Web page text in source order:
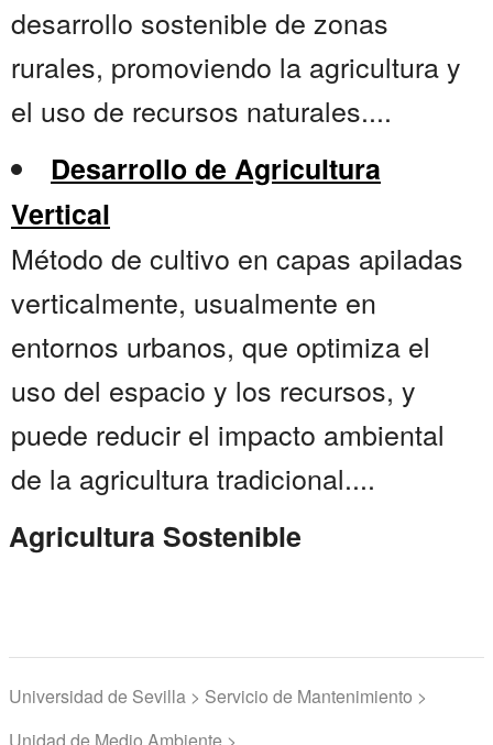
desarrollo sostenible de zonas
rurales, promoviendo la agricultura y
el uso de recursos naturales....
Desarrollo de Agricultura
Vertical
Método de cultivo en capas apiladas
verticalmente, usualmente en
entornos urbanos, que optimiza el
uso del espacio y los recursos, y
puede reducir el impacto ambiental
de la agricultura tradicional....
Agricultura Sostenible
Universidad de Sevilla > Servicio de Mantenimiento >